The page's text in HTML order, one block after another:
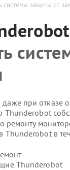
защиты от
даже при отказе
ремонту
в
Thunderobot